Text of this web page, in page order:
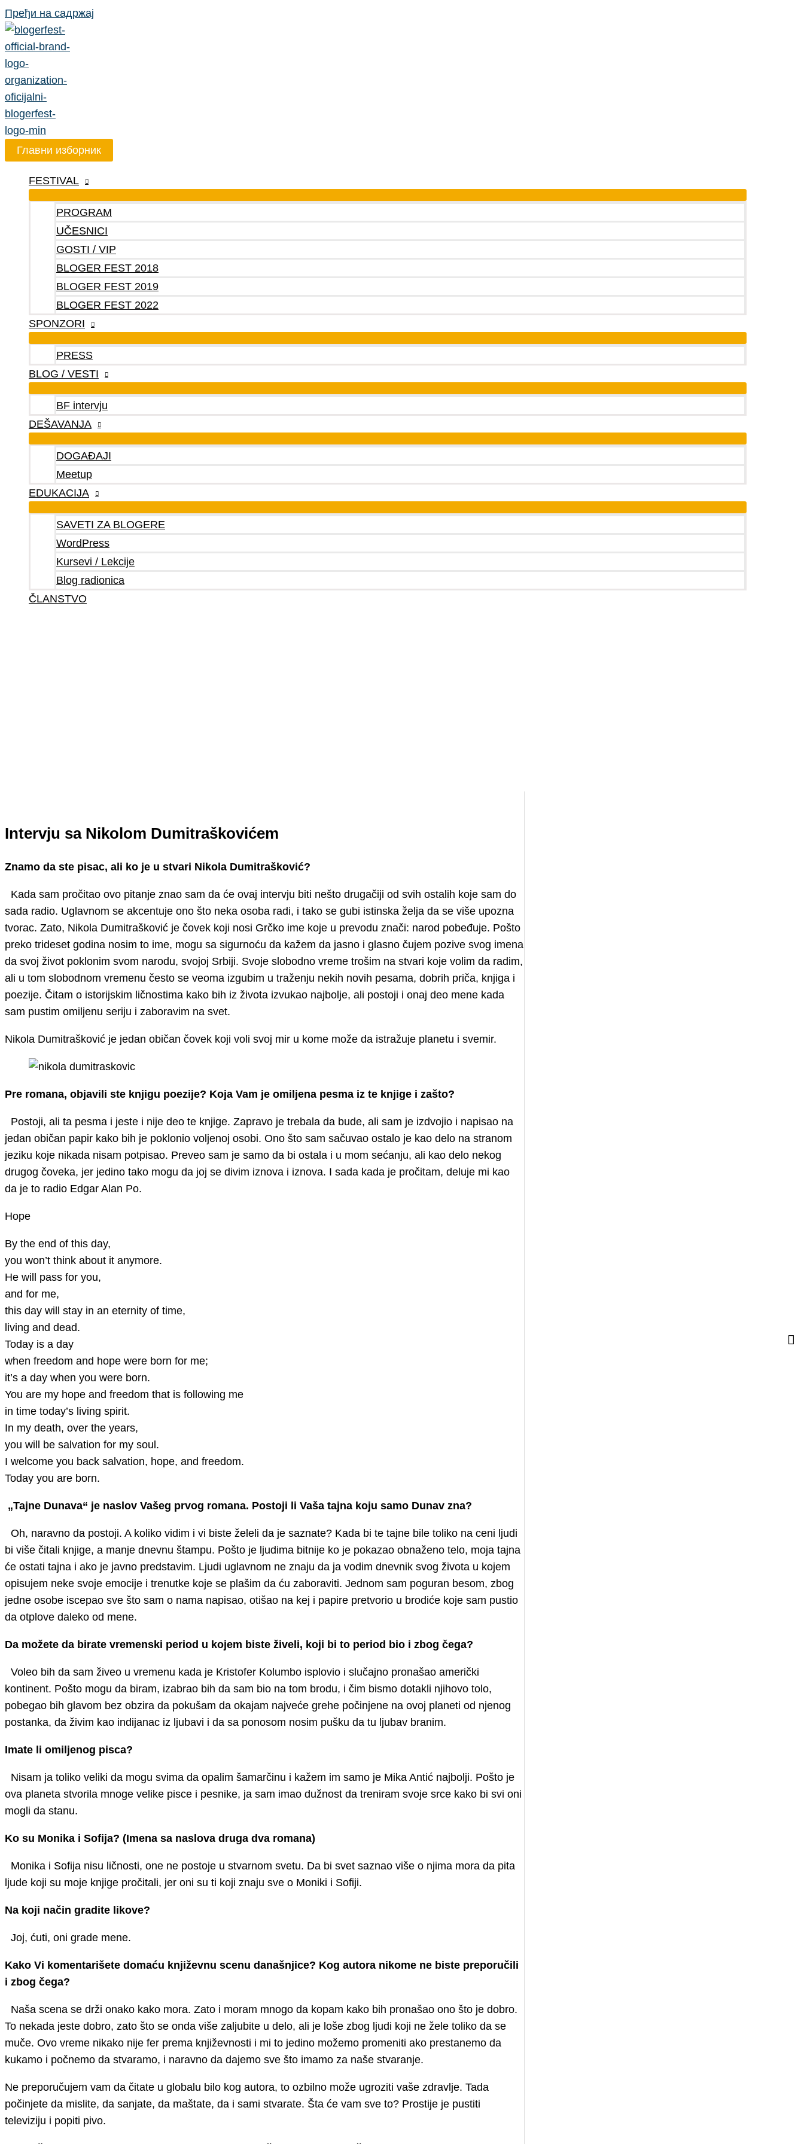
Пређи на садржај
Главни изборник
FESTIVAL
PROGRAM
UČESNICI
GOSTI / VIP
BLOGER FEST 2018
BLOGER FEST 2019
BLOGER FEST 2022
SPONZORI
PRESS
BLOG / VESTI
BF intervju
DEŠAVANJA
DOGAĐAJI
Meetup
EDUKACIJA
SAVETI ZA BLOGERE
WordPress
Kursevi / Lekcije
Blog radionica
ČLANSTVO
Intervju sa Nikolom Dumitraškovićem
Znamo da ste pisac, ali ko je u stvari Nikola Dumitrašković?
Kada sam pročitao ovo pitanje znao sam da će ovaj intervju biti nešto drugačiji od svih ostalih koje sam do
sada radio. Uglavnom se akcentuje ono što neka osoba radi, i tako se gubi istinska želja da se više upozna
tvorac. Zato, Nikola Dumitrašković je čovek koji nosi Grčko ime koje u prevodu znači: narod pobeđuje. Pošto
preko trideset godina nosim to ime, mogu sa sigurnoću da kažem da jasno i glasno čujem pozive svog imena
da svoj život poklonim svom narodu, svojoj Srbiji. Svoje slobodno vreme trošim na stvari koje volim da radim,
ali u tom slobodnom vremenu često se veoma izgubim u traženju nekih novih pesama, dobrih priča, knjiga i
poezije. Čitam o istorijskim ličnostima kako bih iz života izvukao najbolje, ali postoji i onaj deo mene kada
sam pustim omiljenu seriju i zaboravim na svet.
Nikola Dumitrašković je jedan običan čovek koji voli svoj mir u kome može da istražuje planetu i svemir.
Pre romana, objavili ste knjigu poezije? Koja Vam je omiljena pesma iz te knjige i zašto?
Postoji, ali ta pesma i jeste i nije deo te knjige. Zapravo je trebala da bude, ali sam je izdvojio i napisao na
jedan običan papir kako bih je poklonio voljenoj osobi. Ono što sam sačuvao ostalo je kao delo na stranom
jeziku koje nikada nisam potpisao. Preveo sam je samo da bi ostala i u mom sećanju, ali kao delo nekog
drugog čoveka, jer jedino tako mogu da joj se divim iznova i iznova. I sada kada je pročitam, deluje mi kao
da je to radio Edgar Alan Po.
Hope
By the end of this day,
you won’t think about it anymore.
He will pass for you,
and for me,
this day will stay in an eternity of time,
living and dead.
Today is a day
when freedom and hope were born for me;
it’s a day when you were born.
You are my hope and freedom that is following me
in time today’s living spirit.
In my death, over the years,
you will be salvation for my soul.
I welcome you back salvation, hope, and freedom.
Today you are born.
„Tajne Dunava“ je naslov Vašeg prvog romana. Postoji li Vaša tajna koju samo Dunav zna?
Oh, naravno da postoji. A koliko vidim i vi biste želeli da je saznate? Kada bi te tajne bile toliko na ceni ljudi
bi više čitali knjige, a manje dnevnu štampu. Pošto je ljudima bitnije ko je pokazao obnaženo telo, moja tajna
će ostati tajna i ako je javno predstavim. Ljudi uglavnom ne znaju da ja vodim dnevnik svog života u kojem
opisujem neke svoje emocije i trenutke koje se plašim da ću zaboraviti. Jednom sam poguran besom, zbog
jedne osobe iscepao sve što sam o nama napisao, otišao na kej i papire pretvorio u brodiće koje sam pustio
da otplove daleko od mene.
Da možete da birate vremenski period u kojem biste živeli, koji bi to period bio i zbog čega?
Voleo bih da sam živeo u vremenu kada je Kristofer Kolumbo isplovio i slučajno pronašao američki
kontinent. Pošto mogu da biram, izabrao bih da sam bio na tom brodu, i čim bismo dotakli njihovo tolo,
pobegao bih glavom bez obzira da pokušam da okajam najveće grehe počinjene na ovoj planeti od njenog
postanka, da živim kao indijanac iz ljubavi i da sa ponosom nosim pušku da tu ljubav branim.
Imate li omiljenog pisca?
Nisam ja toliko veliki da mogu svima da opalim šamarčinu i kažem im samo je Mika Antić najbolji. Pošto je
ova planeta stvorila mnoge velike pisce i pesnike, ja sam imao dužnost da treniram svoje srce kako bi svi oni
mogli da stanu.
Ko su Monika i Sofija? (Imena sa naslova druga dva romana)
Monika i Sofija nisu ličnosti, one ne postoje u stvarnom svetu. Da bi svet saznao više o njima mora da pita
ljude koji su moje knjige pročitali, jer oni su ti koji znaju sve o Moniki i Sofiji.
Na koji način gradite likove?
Joj, ćuti, oni grade mene.
Kako Vi komentarišete domaću književnu scenu današnjice? Kog autora nikome ne biste preporučili
i zbog čega?
Naša scena se drži onako kako mora. Zato i moram mnogo da kopam kako bih pronašao ono što je dobro.
To nekada jeste dobro, zato što se onda više zaljubite u delo, ali je loše zbog ljudi koji ne žele toliko da se
muče. Ovo vreme nikako nije fer prema književnosti i mi to jedino možemo promeniti ako prestanemo da
kukamo i počnemo da stvaramo, i naravno da dajemo sve što imamo za naše stvaranje.
Ne preporučujem vam da čitate u globalu bilo kog autora, to ozbilno može ugroziti vaše zdravlje. Tada
počinjete da mislite, da sanjate, da maštate, da i sami stvarate. Šta će vam sve to? Prostije je pustiti
televiziju i popiti pivo.